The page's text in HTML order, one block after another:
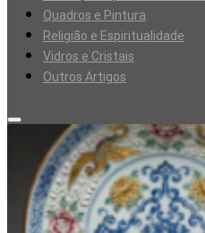
Quadros e Pintura
Religião e Espiritualidade
Vidros e Cristais
Outros Artigos